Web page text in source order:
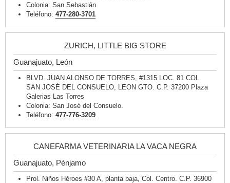
Colonia: San Sebastián.
Teléfono: 477-280-3701
ZURICH, LITTLE BIG STORE
Guanajuato, León
BLVD. JUAN ALONSO DE TORRES, #1315 LOC. 81 COL.
SAN JOSÉ DEL CONSUELO, LEON GTO. C.P. 37200 Plaza
Galerias Las Torres
Colonia: San José del Consuelo.
Teléfono: 477-776-3209
CANEFARMA VETERINARIA LA VACA NEGRA
Guanajuato, Pénjamo
Prol. Niños Héroes #30 A, planta baja, Col. Centro. C.P. 36900